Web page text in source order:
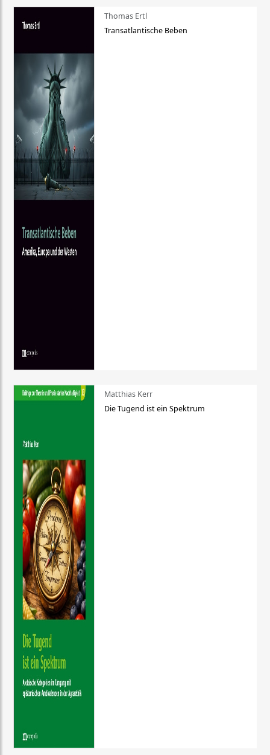
Thomas Ertl
Transatlantische Beben
Matthias Kerr
Die Tugend ist ein Spektrum